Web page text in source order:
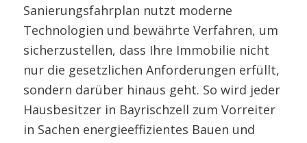
Sanierungsfahrplan nutzt moderne
Technologien und bewährte Verfahren, um
sicherzustellen, dass Ihre Immobilie nicht
nur die gesetzlichen Anforderungen erfüllt,
sondern darüber hinaus geht. So wird jeder
Hausbesitzer in Bayrischzell zum Vorreiter
in Sachen energieeffizientes Bauen und